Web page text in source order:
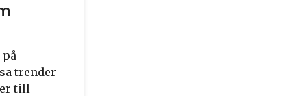
trender
till